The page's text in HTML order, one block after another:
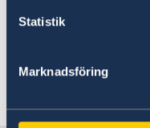
Statistik
Marknadsföring
regeringen.se